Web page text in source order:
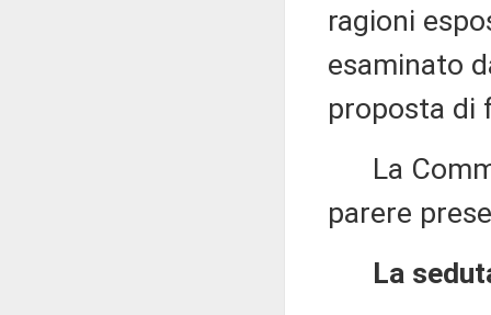
ragioni
esaminato
proposta di
La
parere
La